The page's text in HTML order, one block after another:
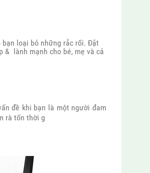
bạn loại bỏ những rắc rối. Đặt
& lành mạnh cho bé, mẹ và cả
đề khi bạn là một người đam
rà tốn thời g